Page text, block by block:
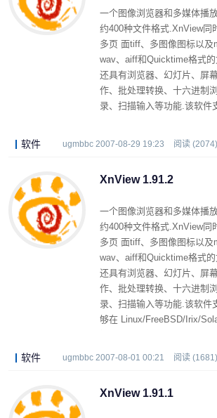
一个图像浏览器和多媒体播
约400种文件格式.XnView同
多页 面tiff、多图像图标以及
wav、aiff和Quicktime格式
还具有浏览器、幻灯片、屏
作、批处理转换、十六进制
录、扫描输入等功能.该软件
软件 ugmbbc 2007-08-29 19:23 阅读 (2074)
XnView 1.91.2
一个图像浏览器和多媒体播
约400种文件格式.XnView同
多页 面tiff、多图像图标以及
wav、aiff和Quicktime格式
还具有浏览器、幻灯片、屏
作、批处理转换、十六进制
录、扫描输入等功能.该软件
够在 Linux/FreeBSD/Irix/
软件 ugmbbc 2007-08-01 00:21 阅读 (1681)
XnView 1.91.1